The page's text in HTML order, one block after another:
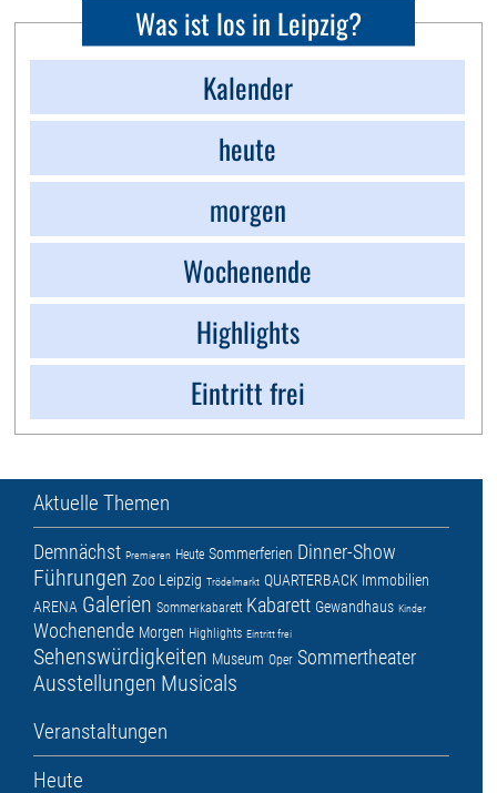
Was ist los in Leipzig?
Kalender
heute
morgen
Wochenende
Highlights
Eintritt frei
Aktuelle Themen
Demnächst Premieren Heute Sommerferien Dinner-Show
Führungen Zoo Leipzig Trödelmarkt QUARTERBACK Immobilien
ARENA Galerien Sommerkabarett Kabarett Gewandhaus Kinder
Wochenende Morgen Highlights Eintritt frei
Sehenswürdigkeiten Museum Oper Sommertheater
Ausstellungen Musicals
Veranstaltungen
Heute